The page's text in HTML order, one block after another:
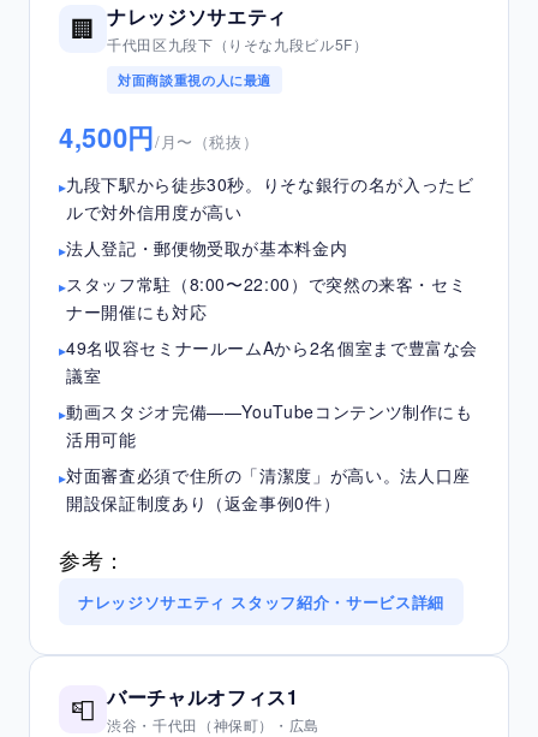
🏢 ナレッジソサエティ
千代田区九段下（りそな九段ビル5F）
対面商談重視の人に最適
4,500円/月〜（税抜）
九段下駅から徒歩30秒。りそな銀行の名が入ったビ
ルで対外信用度が高い
法人登記・郵便物受取が基本料金内
スタッフ常駐（8:00〜22:00）で突然の来客・セミ
ナー開催にも対応
49名収容セミナールームAから2名個室まで豊富な会
議室
動画スタジオ完備——YouTubeコンテンツ制作にも
活用可能
対面審査必須で住所の「清潔度」が高い。法人口座
開設保証制度あり（返金事例0件）
参考：
ナレッジソサエティ スタッフ紹介・サービス詳細
📮 バーチャルオフィス1
渋谷・千代田（神保町）・広島